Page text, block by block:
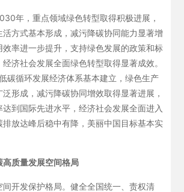
年，重点领域绿色转型取得积极进展，
方式基本形成，减污降碳协同能力显著增
率进一步提升，支持绿色发展的政策和标
济社会发展全面绿色转型取得显著成效。
碳循环发展经济体系基本建立，绿色生产
形成，减污降碳协同增效取得显著进展，
到国际先进水平，经济社会发展全面进入
放达峰后稳中有降，美丽中国目标基本实
质量发展空间格局
间开发保护格局。健全全国统一、责权清